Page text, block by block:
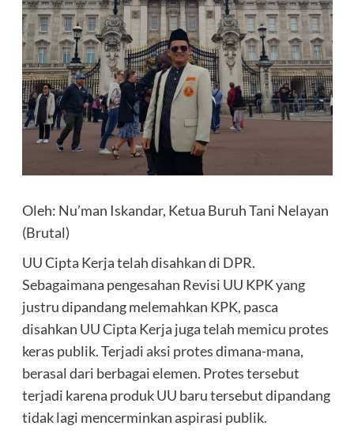
Oleh: Nu’man Iskandar, Ketua Buruh Tani Nelayan
(Brutal)
UU Cipta Kerja telah disahkan di DPR.
Sebagaimana pengesahan Revisi UU KPK yang
justru dipandang melemahkan KPK, pasca
disahkan UU Cipta Kerja juga telah memicu protes
keras publik. Terjadi aksi protes dimana-mana,
berasal dari berbagai elemen. Protes tersebut
terjadi karena produk UU baru tersebut dipandang
tidak lagi mencerminkan aspirasi publik.